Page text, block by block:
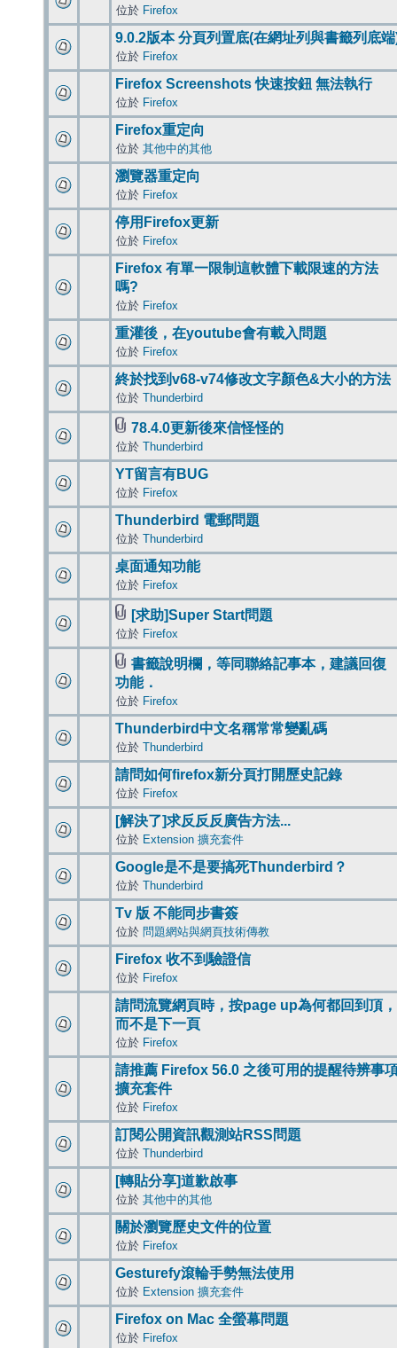
位於 Firefox
9.0.2版本 分頁列置底(在網址列與書籤列底
位於 Firefox
Firefox Screenshots 快速按鈕 無法執行
位於 Firefox
Firefox重定向
位於 其他中的其他
瀏覽器重定向
位於 Firefox
停用Firefox更新
位於 Firefox
Firefox 有單一限制這軟體下載限速的方法
嗎?
位於 Firefox
重灌後，在youtube會有載入問題
位於 Firefox
終於找到v68-v74修改文字顏色&大小的方法
位於 Thunderbird
78.4.0更新後來信怪怪的
位於 Thunderbird
YT留言有BUG
位於 Firefox
Thunderbird 電郵問題
位於 Thunderbird
桌面通知功能
位於 Firefox
[求助]Super Start問題
位於 Firefox
書籤說明欄，等同聯絡記事本，建議回復
功能．
位於 Firefox
Thunderbird中文名稱常常變亂碼
位於 Thunderbird
請問如何firefox新分頁打開歷史記錄
位於 Firefox
[解決了]求反反反廣告方法...
位於 Extension 擴充套件
Google是不是要搞死Thunderbird？
位於 Thunderbird
Tv 版 不能同步書簽
位於 問題網站與網頁技術傳教
Firefox 收不到驗證信
位於 Firefox
請問流覽網頁時，按page up為何都回到頂，
而不是下一頁
位於 Firefox
請推薦 Firefox 56.0 之後可用的提醒待辨事
擴充套件
位於 Firefox
訂閱公開資訊觀測站RSS問題
位於 Thunderbird
[轉貼分享]道歉啟事
位於 其他中的其他
關於瀏覽歷史文件的位置
位於 Firefox
Gesturefy滾輪手勢無法使用
位於 Extension 擴充套件
Firefox on Mac 全螢幕問題
位於 Firefox